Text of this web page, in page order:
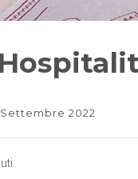
Settembre 2022